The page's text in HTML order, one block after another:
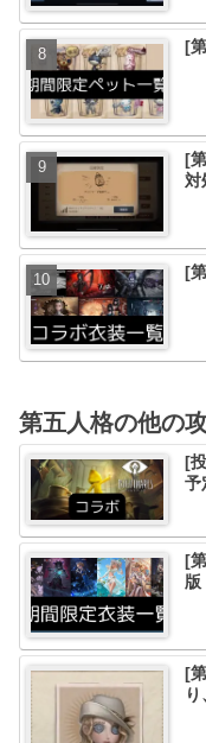
[
[
対
[
第五人格の他の
[
予
[
版
[